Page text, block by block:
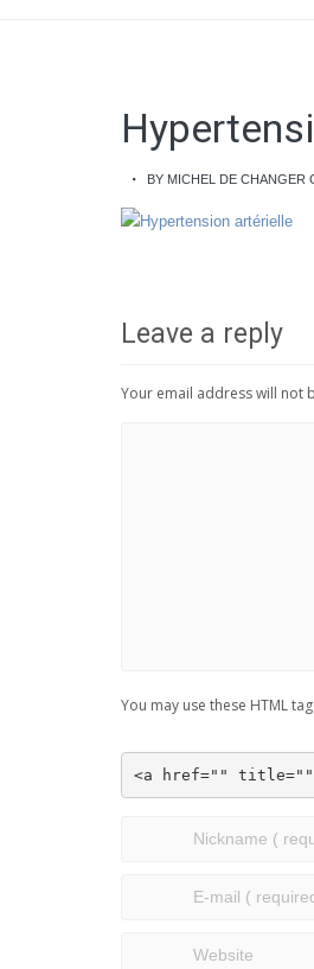
BY MICHEL DE CHANGER
Leave a reply
Your email address will not
You may use these HTML
<a href="" title="">